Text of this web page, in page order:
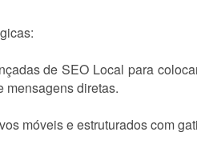
de SEO Local para
mensagens diretas.
móveis e estruturados com